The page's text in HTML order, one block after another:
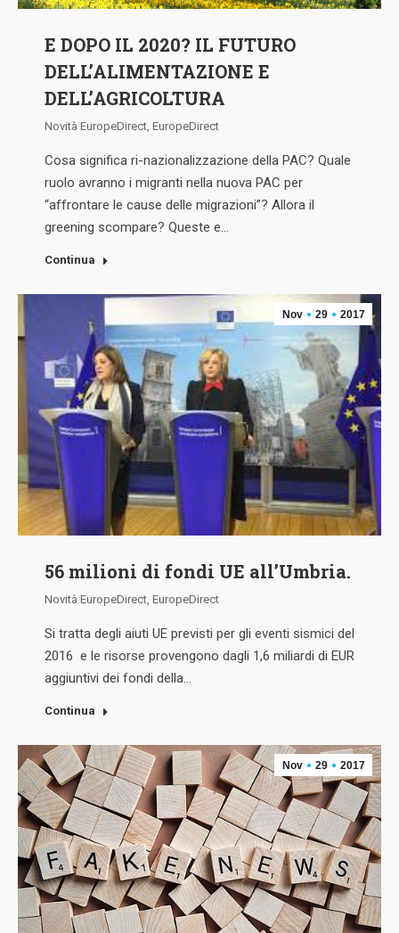
E DOPO IL 2020? IL FUTURO
DELL’ALIMENTAZIONE E
DELL’AGRICOLTURA
Novità EuropeDirect EuropeDirect
Cosa significa ri-nazionalizzazione della PAC? Quale
ruolo avranno i migranti nella nuova PAC per
“affrontare le cause delle migrazioni”? Allora il
greening scompare? Queste e…
Continua
Nov 29 2017
56 milioni di fondi UE all’Umbria.
Novità EuropeDirect EuropeDirect
Si tratta degli aiuti UE previsti per gli eventi sismici del
2016 e le risorse provengono dagli 1,6 miliardi di EUR
aggiuntivi dei fondi della…
Continua
Nov 29 2017